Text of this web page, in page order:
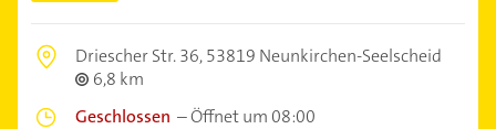
Driescher Str. 36,53819 Neunkirchen-Seelscheid
6,8 km
Geschlossen –Öffnet um 08:00